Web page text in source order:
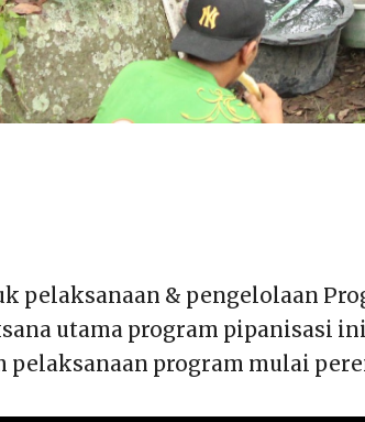
pelaksanaan & pengelolaan
utama program pipanisasi
pelaksanaan program mulai